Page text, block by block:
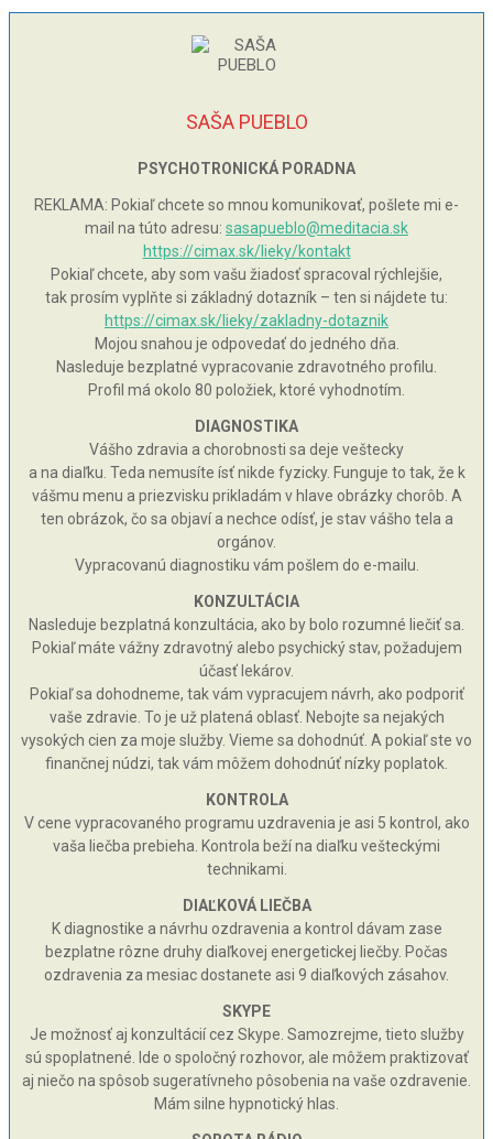
SAŠA PUEBLO
PSYCHOTRONICKÁ PORADNA
REKLAMA: Pokiaľ chcete so mnou komunikovať, pošlete mi e-
mail na túto adresu: sasapueblo@meditacia.sk
https://cimax.sk/lieky/kontakt
Pokiaľ chcete, aby som vašu žiadosť spracoval rýchlejšie,
tak prosím vyplňte si základný dotazník – ten si nájdete tu:
https://cimax.sk/lieky/zakladny-dotaznik
Mojou snahou je odpovedať do jedného dňa.
Nasleduje bezplatné vypracovanie zdravotného profilu.
Profil má okolo 80 položiek, ktoré vyhodnotím.
DIAGNOSTIKA
Vášho zdravia a chorobnosti sa deje veštecky
a na diaľku. Teda nemusíte ísť nikde fyzicky. Funguje to tak, že k
vášmu menu a priezvisku prikladám v hlave obrázky chorôb. A
ten obrázok, čo sa objaví a nechce odísť, je stav vášho tela a
orgánov.
Vypracovanú diagnostiku vám pošlem do e-mailu.
KONZULTÁCIA
Nasleduje bezplatná konzultácia, ako by bolo rozumné liečiť sa.
Pokiaľ máte vážny zdravotný alebo psychický stav, požadujem
účasť lekárov.
Pokiaľ sa dohodneme, tak vám vypracujem návrh, ako podporiť
vaše zdravie. To je už platená oblasť. Nebojte sa nejakých
vysokých cien za moje služby. Vieme sa dohodnúť. A pokiaľ ste vo
finančnej núdzi, tak vám môžem dohodnúť nízky poplatok.
KONTROLA
V cene vypracovaného programu uzdravenia je asi 5 kontrol, ako
vaša liečba prebieha. Kontrola beží na diaľku vešteckými
technikami.
DIAĽKOVÁ LIEČBA
K diagnostike a návrhu ozdravenia a kontrol dávam zase
bezplatne rôzne druhy diaľkovej energetickej liečby. Počas
ozdravenia za mesiac dostanete asi 9 diaľkových zásahov.
SKYPE
Je možnosť aj konzultácií cez Skype. Samozrejme, tieto služby
sú spoplatnené. Ide o spoločný rozhovor, ale môžem praktizovať
aj niečo na spôsob sugeratívneho pôsobenia na vaše ozdravenie.
Mám silne hypnotický hlas.